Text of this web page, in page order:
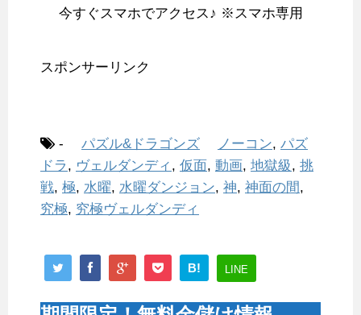
今すぐスマホでアクセス♪ ※スマホ専用
スポンサーリンク
- パズル&ドラゴンズ ノーコン, パズ
ドラ , ヴェルダンディ , 仮面, 動画, 地獄級, 挑
戦, 極, 水曜, 水曜ダンジョン, 神, 神面の間,
究極, 究極ヴェルダンディ
B! LINE